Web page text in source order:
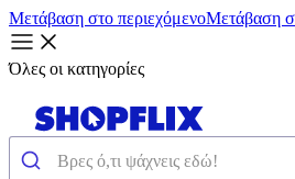
Μετάβαση στο περιεχόμενοΜετάβαση
Όλες οι κατηγορίες